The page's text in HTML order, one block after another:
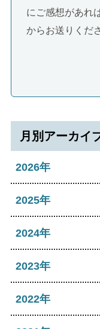
にご感想があれ
からお送りくだ
月別アーカイ
2026年
2026年08月
2026年06月
2026年04月
2025年
2025年12月
2025年10月
2024年
2024年12月
2024年10月
2023年
2023年12月
2022年